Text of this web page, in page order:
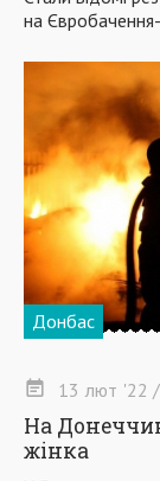
на
Донбас
13 лют '22
На
жінка